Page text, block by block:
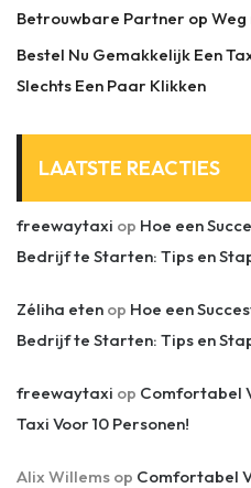
Betrouwbare Partner op
Bestel Nu Gemakkelijk Een
Slechts Een Paar Klikken
LAATSTE REACTIES
freewaytaxi op Hoe een
Bedrijf te Starten: Tips en
Zéliha eten op Hoe een
Bedrijf te Starten: Tips en
freewaytaxi op Comfortabel
Taxi Voor 10 Personen!
Alix Willems op Comfortabel